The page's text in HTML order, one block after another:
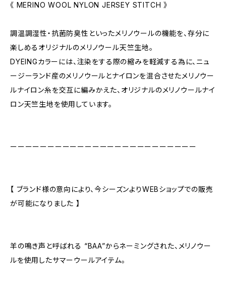
《 MERINO WOOL NYLON JERSEY STITCH 》
調温調湿性・抗菌防臭性といったメリノウールの機能を、存分に
楽しめるオリジナルのメリノウール天竺生地。
DYEINGカラーには、注染をする際の縮みを軽減する為に、ニュ
ージーランド産のメリノウールとナイロンを混合させたメリノウー
ルナイロン糸を交互に編みかえた、オリジナルのメリノウールナイ
ロン天竺生地を使用しています。
ーーーーーーーーーーーーーーーーーーーーーーーーー
【 ブランド様の意向により、今シーズンよりWEBショップでの販売
が可能になりました 】
羊の鳴き声と呼ばれる “BAA”からネーミングされた、メリノウー
ルを使用したサマーウールアイテム。